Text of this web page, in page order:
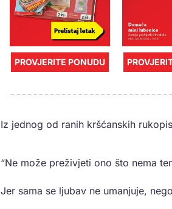
PROVJERITE PONUDU
Iz jednog od ranih kršćanskih
“Ne može preživjeti ono što nema
Jer sama se ljubav ne umanjuje,